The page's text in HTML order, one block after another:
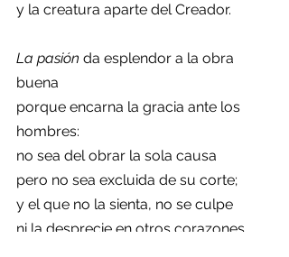
y la creatura aparte del Creador.
La pasión da esplendor a la obra
buena
porque encarna la gracia ante los
hombres:
no sea del obrar la sola causa
pero no sea excluida de su corte;
y el que no la sienta, no se culpe
ni la desprecie en otros corazones.